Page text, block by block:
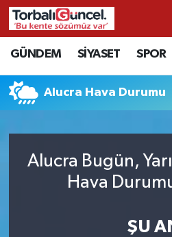
GÜNDEM SİYASET SPOR
Alucra Hava Durumu
Alucra Bugün,
Hava
ŞU
İzmir Nöbetçi Eczaneler
İzmir Hava Durumu
İzmir Trafik Yoğunluk
Süper Lig Puan Durumu